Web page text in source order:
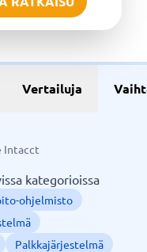
Vertailuja
Intacct
kategorioissa
ohjelmisto
Palkkajärjestelmä